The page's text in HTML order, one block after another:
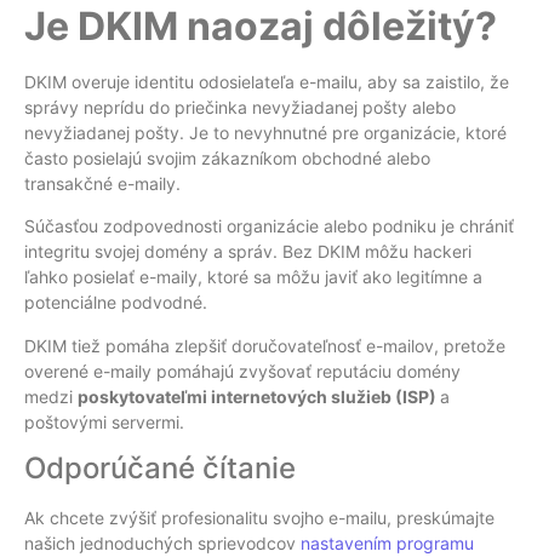
Je DKIM naozaj dôležitý?
DKIM overuje identitu odosielateľa e-mailu, aby sa zaistilo, že
správy neprídu do priečinka nevyžiadanej pošty alebo
nevyžiadanej pošty. Je to nevyhnutné pre organizácie, ktoré
často posielajú svojim zákazníkom obchodné alebo
transakčné e-maily.
Súčasťou zodpovednosti organizácie alebo podniku je chrániť
integritu svojej domény a správ. Bez DKIM môžu hackeri
ľahko posielať e-maily, ktoré sa môžu javiť ako legitímne a
potenciálne podvodné.
DKIM tiež pomáha zlepšiť doručovateľnosť e-mailov, pretože
overené e-maily pomáhajú zvyšovať reputáciu domény
medzi poskytovateľmi internetových služieb (ISP) a
poštovými servermi.
Odporúčané čítanie
Ak chcete zvýšiť profesionalitu svojho e-mailu, preskúmajte
našich jednoduchých sprievodcov nastavením programu